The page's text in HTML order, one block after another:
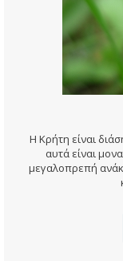
Η Κρήτη είναι
αυτά είναι
μεγαλοπρεπή